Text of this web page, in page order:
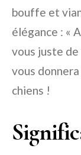
bouffe et
élégance : «
vous juste de
vous
chiens !